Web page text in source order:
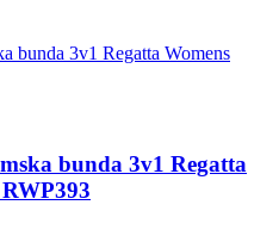
bunda 3v1 Regatta